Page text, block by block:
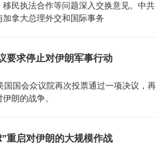
民执法合作等问题深入交换意见。中共
拿大总理外交和国际事务
要求停止对伊朗军事行动
国国会众议院再次投票通过一项决议，再
朗的战争。
重启对伊朗的大规模作战